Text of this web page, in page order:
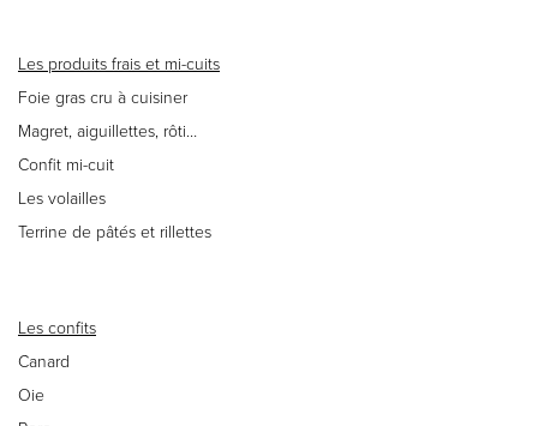
Les produits frais et mi-cuits
Foie gras cru à cuisiner
Magret, aiguillettes, rôti…
Confit mi-cuit
Les volailles
Terrine de pâtés et rillettes
Les confits
Canard
Oie